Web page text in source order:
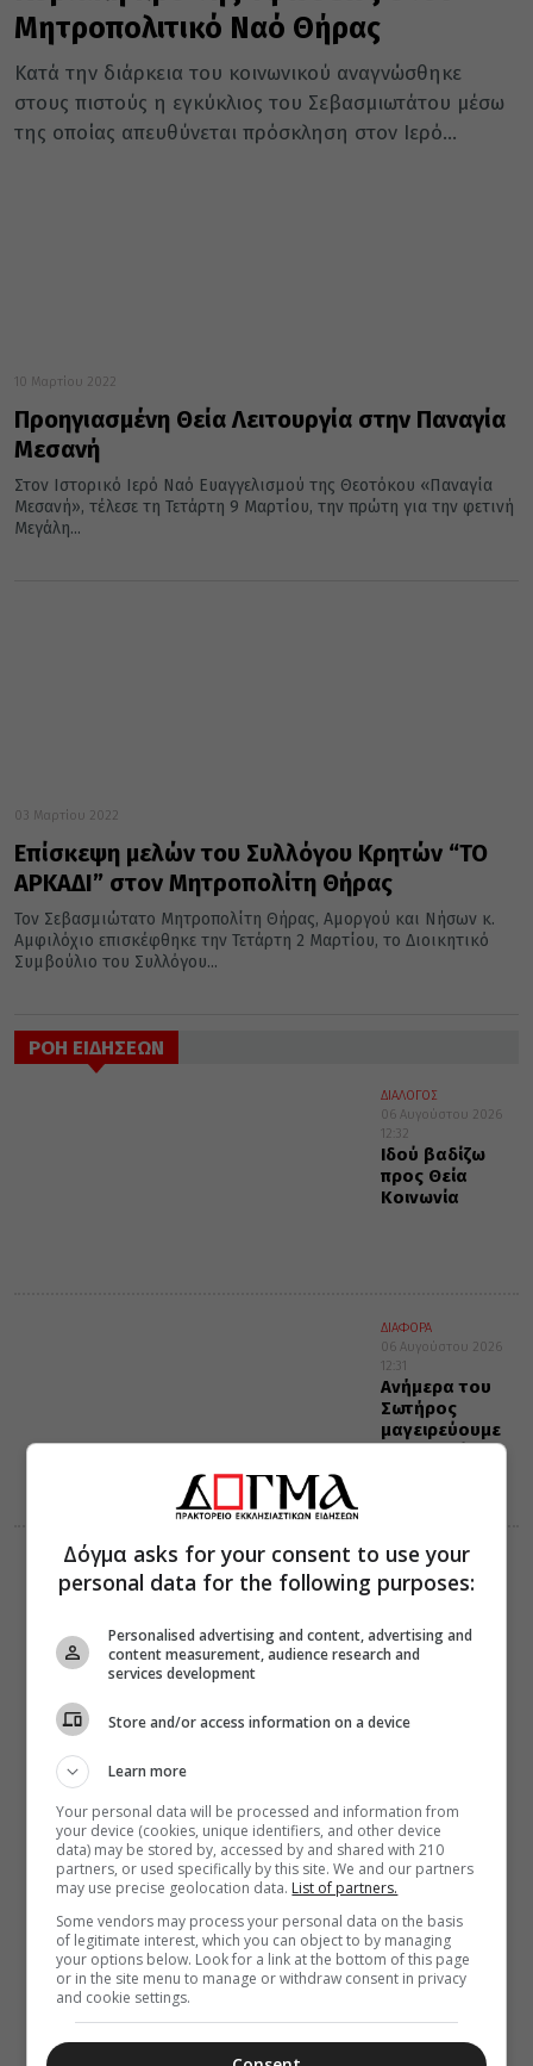
Μητροπολιτικό Ναό Θήρας
Κατά την διάρκεια του κοινωνικού αναγνώσθηκε
στους πιστούς η εγκύκλιος του Σεβασμιωτάτου μέσω
της οποίας απευθύνεται πρόσκληση στον Ιερό...
10 Μαρτίου 2022
Προηγιασμένη Θεία Λειτουργία στην Παναγία
Μεσανή
Στον Ιστορικό Ιερό Ναό Ευαγγελισμού της Θεοτόκου «Παναγία
Μεσανή», τέλεσε τη Τετάρτη 9 Μαρτίου, την πρώτη για την φετινή
Μεγάλη...
03 Μαρτίου 2022
Επίσκεψη μελών του Συλλόγου Κρητών “ΤΟ
ΑΡΚΑΔΙ” στον Μητροπολίτη Θήρας
Τον Σεβασμιώτατο Μητροπολίτη Θήρας, Αμοργού και Νήσων κ.
Αμφιλόχιο επισκέφθηκε την Τετάρτη 2 Μαρτίου, το Διοικητικό
Συμβούλιο του Συλλόγου...
ΡΟΗ ΕΙΔΗΣΕΩΝ
ΔΙΑΛΟΓΟΣ
06 Αυγούστου 2026
12:32
Ιδού βαδίζω
προς Θεία
Κοινωνία
ΔΙΑΦΟΡΑ
06 Αυγούστου 2026
12:31
Ανήμερα του
Σωτήρος
μαγειρεύουμε
μπαρμπούνια
ΔΙΑΦΟΡΑ
ΕΛΛΑΔΑ
06 Αυγούστου 2026
σήμερα, την
“Κιβωτό της
περίπτερα
Δόγμα asks for your consent to use your
personal data for the following purposes:
Personalised advertising and content, advertising and
content measurement, audience research and
services development
Store and/or access information on a device
Learn more
Your personal data will be processed and information from
your device (cookies, unique identifiers, and other device
data) may be stored by, accessed by and shared with 210
partners, or used specifically by this site. We and our partners
may use precise geolocation data. List of partners.
Some vendors may process your personal data on the basis
of legitimate interest, which you can object to by managing
your options below. Look for a link at the bottom of this page
or in the site menu to manage or withdraw consent in privacy
and cookie settings.